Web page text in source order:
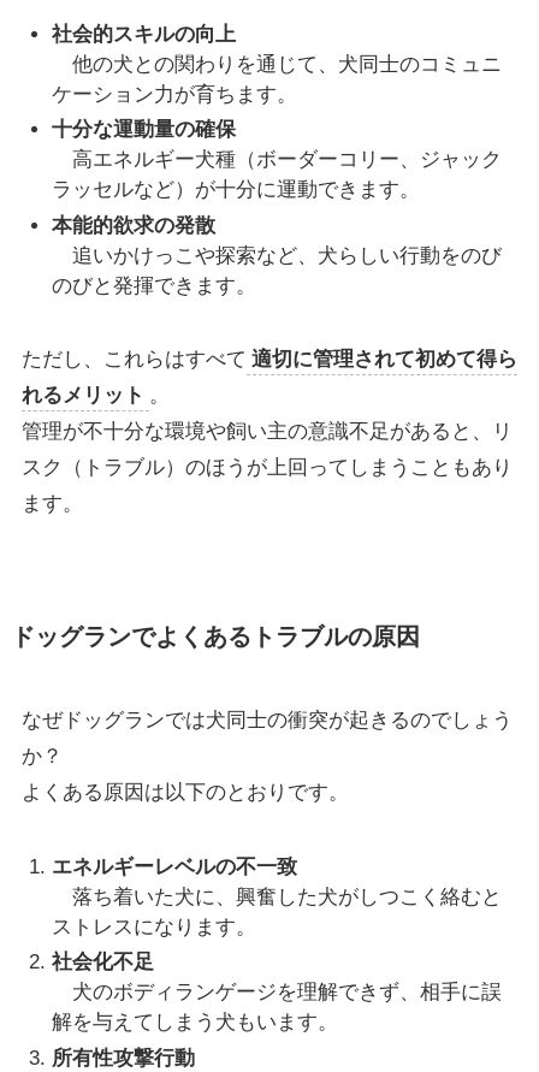
社会的スキルの向上
他の犬との関わりを通じて、犬同士のコミュニ
ケーション力が育ちます。
十分な運動量の確保
高エネルギー犬種（ボーダーコリー、ジャック
ラッセルなど）が十分に運動できます。
本能的欲求の発散
追いかけっこや探索など、犬らしい行動をのび
のびと発揮できます。
ただし、これらはすべて 適切に管理されて初めて得ら
れるメリット 。
管理が不十分な環境や飼い主の意識不足があると、リ
スク（トラブル）のほうが上回ってしまうこともあり
ます。
ドッグランでよくあるトラブルの原因
なぜドッグランでは犬同士の衝突が起きるのでしょう
か？
よくある原因は以下のとおりです。
エネルギーレベルの不一致
落ち着いた犬に、興奮した犬がしつこく絡むと
ストレスになります。
社会化不足
犬のボディランゲージを理解できず、相手に誤
解を与えてしまう犬もいます。
所有性攻撃行動